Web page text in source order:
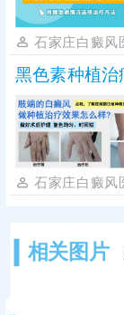
石家庄白癜风
黑色素种植
石家庄白癜风
相关图片